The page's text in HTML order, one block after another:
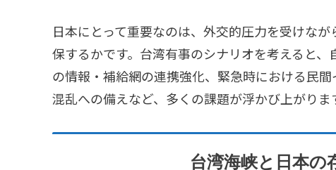
日本にとって重要なのは、外交的圧力を受けな
保するかです。台湾有事のシナリオを考えると
の情報・補給網の連携強化、緊急時における民
混乱への備えなど、多くの課題が浮かび上がりま
台湾海峡と日本の